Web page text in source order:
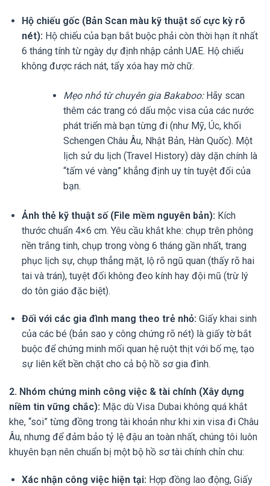
Hộ chiếu gốc (Bản Scan màu kỹ thuật số cực kỳ rõ
nét): Hộ chiếu của bạn bắt buộc phải còn thời hạn ít nhất
6 tháng tính từ ngày dự định nhập cảnh UAE. Hộ chiếu
không được rách nát, tẩy xóa hay mờ chữ.
Mẹo nhỏ từ chuyên gia Bakaboo:Hãy scan
thêm các trang có dấu mộc visa của các nước
phát triển mà bạn từng đi (như Mỹ, Úc, khối
Schengen Châu Âu, Nhật Bản, Hàn Quốc). Một
lịch sử du lịch (Travel History) dày dặn chính là
“tấm vé vàng” khẳng định uy tín tuyệt đối của
bạn.
Ảnh thẻ kỹ thuật số (File mềm nguyên bản): Kích
thước chuẩn 4×6 cm. Yêu cầu khắt khe: chụp trên phông
nền trắng tinh, chụp trong vòng 6 tháng gần nhất, trang
phục lịch sự, chụp thẳng mặt, lộ rõ ngũ quan (thấy rõ hai
tai và trán), tuyệt đối không đeo kính hay đội mũ (trừ lý
do tôn giáo đặc biệt).
Đối với các gia đình mang theo trẻ nhỏ: Giấy khai sinh
của các bé (bản sao y công chứng rõ nét) là giấy tờ bắt
buộc để chứng minh mối quan hệ ruột thịt với bố mẹ, tạo
sự liên kết bền chặt cho cả bộ hồ sơ gia đình.
2. Nhóm chứng minh công việc & tài chính (Xây dựng
niềm tin vững chắc): Mặc dù Visa Dubai không quá khắt
khe, “soi” từng đồng trong tài khoản như khi xin visa đi Châu
Âu, nhưng để đảm bảo tỷ lệ đậu an toàn nhất, chúng tôi luôn
khuyên bạn nên chuẩn bị một bộ hồ sơ tài chính chỉn chu:
Xác nhận công việc hiện tại: Hợp đồng lao động, Giấy